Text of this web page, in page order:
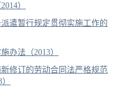
）
遣暂行规定贯彻实施工作的
办法（2013）
修订的劳动合同法严格规范